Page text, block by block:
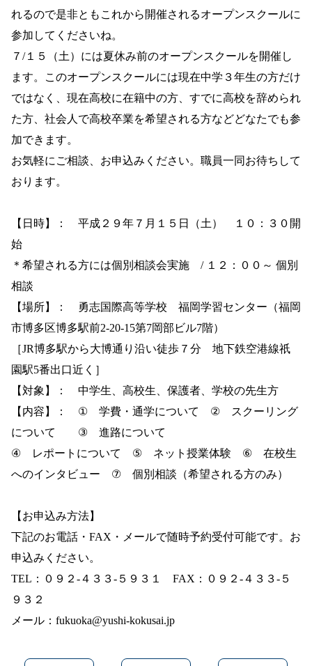
れるので是非ともこれから開催されるオープンスクールに
参加してくださいね。
７/１５
（土）には夏休み前のオープンスクールを開催し
ます。このオープンスクールには現在中学３年生の方だけ
ではなく、現在高校に在籍中の方、すでに高校を辞められ
た方、社会人で高校卒業を希望される方などどなたでも参
加できます。
お気軽にご相談、お申込みください。職員一同お待ちして
おります。
【日時】： 平成２９年７月１５日（土） １０：３０開
始
＊希望される方には個別相談会実施 / １２：００～ 個別
相談
【場所】： 勇志国際高等学校 福岡学習センター（福岡
市博多区博多駅前2-20-15第7岡部ビル7階）
［JR博多駅から大博通り沿い徒歩７分 地下鉄空港線祇
園駅5番出口近く］
【対象】： 中学生、高校生、保護者、学校の先生方
【内容】： ① 学費・通学について ② スクーリング
について ③ 進路について
④ レポートについて ⑤ ネット授業体験 ⑥ 在校生
へのインタビュー ⑦ 個別相談（希望される方のみ）
【お申込み方法】
下記のお電話・ FAX ・メールで随時予約受付可能です。お
申込みください。
TEL ：０９２ ‐４３３‐ ５９３１ FAX ：０９２ ‐４３３‐ ５
９３２
メール： fukuoka@yushi-kokusai.jp